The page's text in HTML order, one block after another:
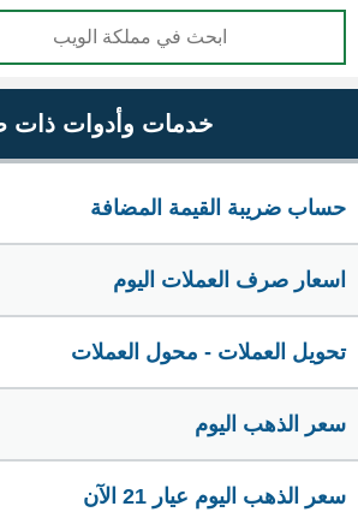
خدمات وأدوات ذات
حساب ضريبة القيمة المضافة
اسعار صرف العملات اليوم
تحويل العملات - محول العملات
سعر الذهب اليوم
سعر الذهب اليوم عيار 21 الآن